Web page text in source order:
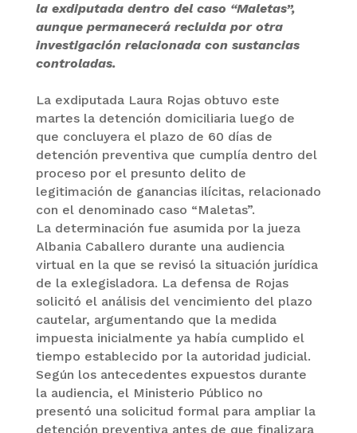
la exdiputada dentro del caso “Maletas”,
aunque permanecerá recluida por otra
investigación relacionada con sustancias
controladas.
La exdiputada Laura Rojas obtuvo este
martes la detención domiciliaria luego de
que concluyera el plazo de 60 días de
detención preventiva que cumplía dentro del
proceso por el presunto delito de
legitimación de ganancias ilícitas, relacionado
con el denominado caso “Maletas”.
La determinación fue asumida por la jueza
Albania Caballero durante una audiencia
virtual en la que se revisó la situación jurídica
de la exlegisladora. La defensa de Rojas
solicitó el análisis del vencimiento del plazo
cautelar, argumentando que la medida
impuesta inicialmente ya había cumplido el
tiempo establecido por la autoridad judicial.
Según los antecedentes expuestos durante
la audiencia, el Ministerio Público no
presentó una solicitud formal para ampliar la
detención preventiva antes de que finalizara